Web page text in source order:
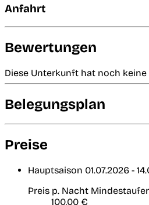
Anfahrt
Bewertungen
Diese Unterkunft hat noch
Belegungsplan
Preise
Hauptsaison 01.07.2026 -
Preis p. Nacht
100,00 €